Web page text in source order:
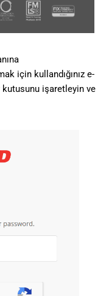
için kullandığınız e-
işaretleyin ve